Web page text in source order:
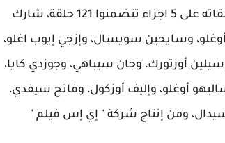
إنطلق مسلسل عبد الحميد الثاني منذ عام 2017، واستمر عرض حلقاته على 5 اجزاء تتضمنوا 121 حلقة، شارك
وسايجين سويسال، وإزجي إيوب اغلو،
أوزتورك، وجان سيباهي، وجوزدي كايا،
أوغلو، وإليف أوزكول، وفاتح سيفدي،
سيدال، ومن إنتاج شركة " إي إس فيلم "